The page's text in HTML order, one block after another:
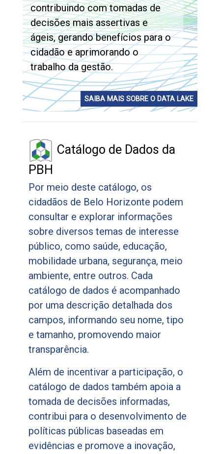
contribuindo com tomadas de
decisões mais assertivas e
ágeis, gerando benefícios para o
cidadão e aprimorando o
trabalho da gestão.
SAIBA MAIS SOBRE O DATA LAKE
Catálogo de Dados da
PBH
Por meio deste catálogo, os
cidadãos de Belo Horizonte podem
consultar e explorar informações
sobre diversos temas de interesse
público, como saúde, educação,
mobilidade urbana, segurança, meio
ambiente, entre outros. Cada
catálogo de dados é acompanhado
por uma descrição detalhada dos
campos, informando seu nome, tipo
e tamanho, promovendo maior
transparência.
Além de incentivar a participação, o
catálogo de dados também apoia a
tomada de decisões informadas,
contribui para o desenvolvimento de
políticas públicas baseadas em
evidências e promove a inovação,